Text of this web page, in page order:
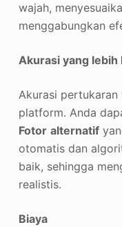
wajah,
menggabungkan
Akurasi yang lebih
Akurasi
platform. Anda
Fotor alternatif
otomatis dan
baik, sehingga
realistis.
Biaya